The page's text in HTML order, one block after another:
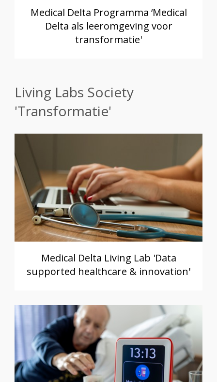
Medical Delta Programma ‘Medical
Delta als leeromgeving voor
transformatie'
Living Labs Society
'Transformatie'
Medical Delta Living Lab 'Data
supported healthcare & innovation'